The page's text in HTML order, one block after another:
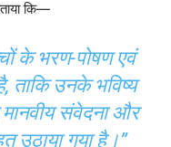
कि—
के भरण-पोषण एवं
ताकि उनके भविष्य
संवेदना और
उठाया गया है।”